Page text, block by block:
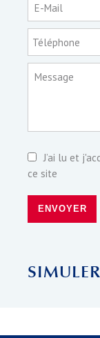
E-Mail
Téléphone
Message
J’ai lu et
ce site
ENVOYER